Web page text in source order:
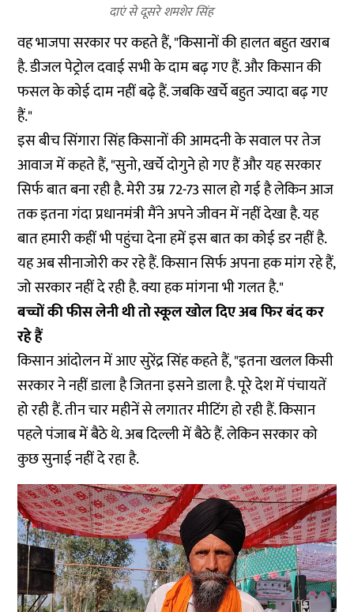
दाएं से दूसरे शमशेर सिंह
वह भाजपा सरकार पर कहते हैं, "किसानों की हालत बहुत खराब
है. डीजल पेट्रोल दवाई सभी के दाम बढ़ गए हैं. और किसान की
फसल के कोई दाम नहीं बढ़े हैं. जबकि खर्चे बहुत ज्यादा बढ़ गए
हैं."
इस बीच सिंगारा सिंह किसानों की आमदनी के सवाल पर तेज
आवाज में कहते हैं, "सुनो, खर्चे दोगुने हो गए हैं और यह सरकार
सिर्फ बात बना रही है. मेरी उम्र 72-73 साल हो गई है लेकिन आज
तक इतना गंदा प्रधानमंत्री मैंने अपने जीवन में नहीं देखा है. यह
बात हमारी कहीं भी पहुंचा देना हमें इस बात का कोई डर नहीं है.
यह अब सीनाजोरी कर रहे हैं. किसान सिर्फ अपना हक मांग रहे हैं,
जो सरकार नहीं दे रही है. क्या हक मांगना भी गलत है."
बच्चों की फीस लेनी थी तो स्कूल खोल दिए अब फिर बंद कर
रहे हैं
किसान आंदोलन में आए सुरेंद्र सिंह कहते हैं, "इतना खलल किसी
सरकार ने नहीं डाला है जितना इसने डाला है. पूरे देश में पंचायतें
हो रही हैं. तीन चार महीनें से लगातर मीटिंग हो रही हैं. किसान
पहले पंजाब में बैठे थे. अब दिल्ली में बैठे हैं. लेकिन सरकार को
कुछ सुनाई नहीं दे रहा है.